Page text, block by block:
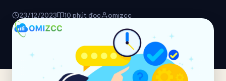
23/12/2023 10 phút đọc omizcc